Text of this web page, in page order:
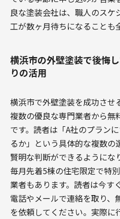
良な塗装会社は、職人のス
工が数ヶ月待ちになることも
横浜市の外壁塗装で後悔
りの活用
横浜市で外壁塗装を成功させ
複数の優良な専門業者から無
です。読者は「A社のプラン
るか」という具体的な複数の
賢明な判断ができるようにな
毎月先着5棟の住宅限定で特
業者もあります。読者は今す
電話やメールで連絡を取り、
を依頼してください。実際に